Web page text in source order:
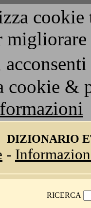
cookie &
DIZIONARIO
-
RICERCA